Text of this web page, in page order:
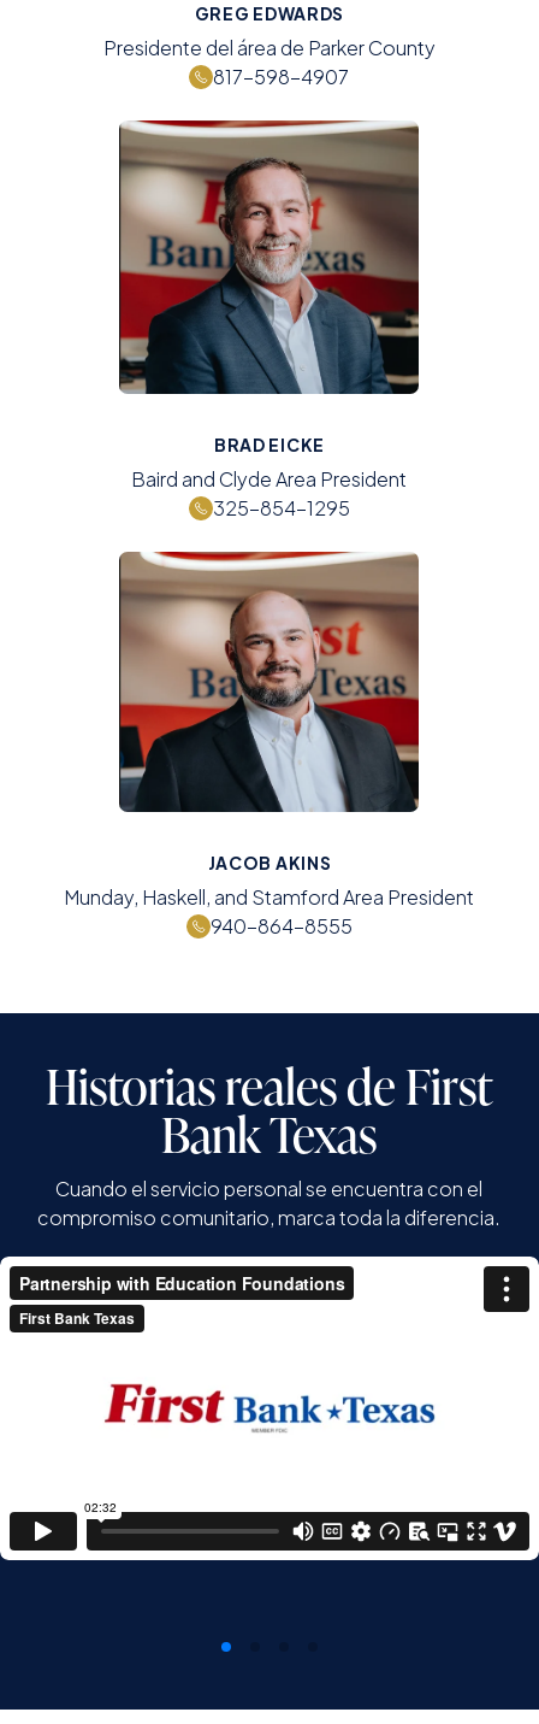
GREG EDWARDS
Presidente del área de Parker County
817-598-4907
BRAD EICKE
Baird and Clyde Area President
325-854-1295
JACOB AKINS
Munday, Haskell, and Stamford Area President
940-864-8555
Historias reales de First
Bank Texas
Cuando el servicio personal se encuentra con el
compromiso comunitario, marca toda la diferencia.